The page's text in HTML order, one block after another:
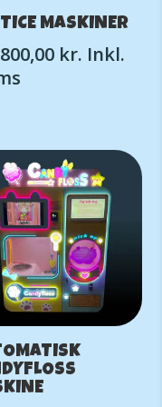
MASKINER
800,00 kr. Inkl.